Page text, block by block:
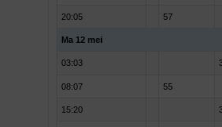
20:05 57
Ma 12 mei
03:03
08:07 55
15:20